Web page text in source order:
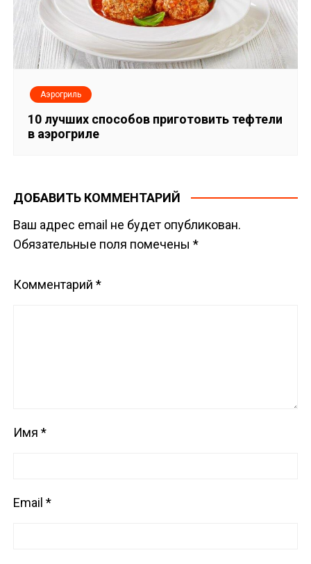
Аэрогриль
10 лучших способов приготовить тефтели
в аэрогриле
ДОБАВИТЬ КОММЕНТАРИЙ
Ваш адрес email не будет опубликован.
Обязательные поля помечены*
Комментарий*
Имя*
Email*